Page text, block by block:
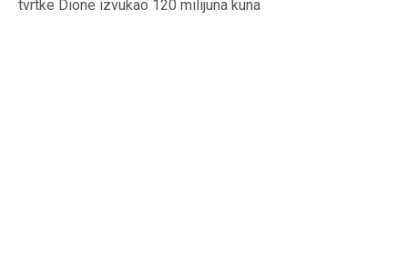
tvrtke Dione izvukao 120 milijuna kuna